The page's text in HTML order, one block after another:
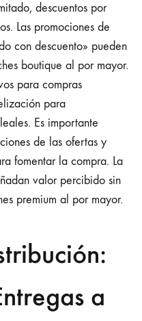
descuentos por
Las promociones de
con descuento» pueden
boutique al por mayor.
para compras
para
Es importante
de las ofertas y
fomentar la compra. La
valor percibido sin
premium al por mayor.
a